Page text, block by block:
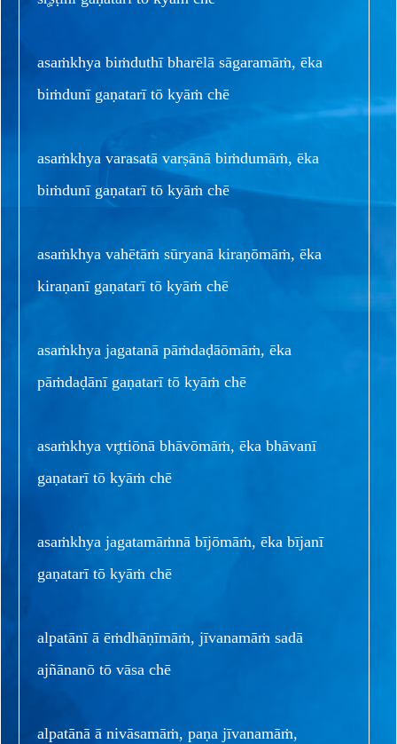
asaṁkhya biṁduthī bharēlā sāgaramāṁ, ēka
biṁdunī gaṇatarī tō kyāṁ chē
asaṁkhya varasatā varṣānā biṁdumāṁ, ēka
biṁdunī gaṇatarī tō kyāṁ chē
asaṁkhya vahētāṁ sūryanā kiraṇōmāṁ, ēka
kiraṇanī gaṇatarī tō kyāṁ chē
asaṁkhya jagatanā pāṁdaḍāōmāṁ, ēka
pāṁdaḍānī gaṇatarī tō kyāṁ chē
asaṁkhya vr̥ttiōnā bhāvōmāṁ, ēka bhāvanī
gaṇatarī tō kyāṁ chē
asaṁkhya jagatamāṁnā bījōmāṁ, ēka bījanī
gaṇatarī tō kyāṁ chē
alpatānī ā ēṁdhāṇīmāṁ, jīvanamāṁ sadā
ajñānanō tō vāsa chē
alpatānā ā nivāsamāṁ, paṇa jīvanamāṁ,